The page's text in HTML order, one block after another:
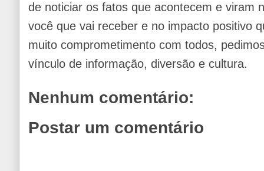
de noticiar os fatos que acontecem e viram
você que vai receber e no impacto positivo
muito comprometimento com todos,
vínculo de informação, diversão e cultura.
Nenhum comentário:
Postar um comentário